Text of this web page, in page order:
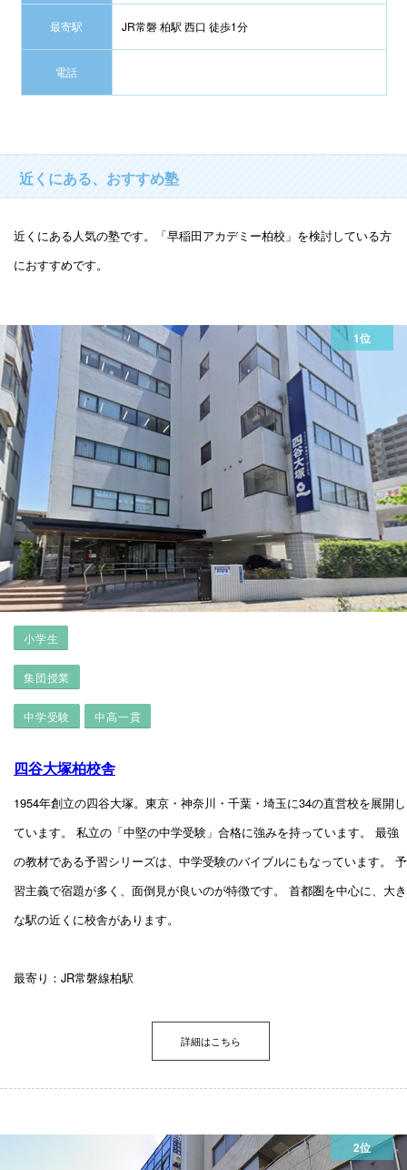
最寄駅 JR常磐 柏駅 西口 徒歩1分
電話
近くにある、おすすめ塾
近くにある人気の塾です。「早稲田アカデミー柏校」を検討している方
におすすめです。
1位
四谷大塚柏校舎
1954年創立の四谷大塚。東京・神奈川・千葉・埼玉に34の直営校を展開し
ています。 私立の「中堅の中学受験」合格に強みを持っています。 最強
の教材である予習シリーズは、中学受験のバイブルにもなっています。 予
習主義で宿題が多く、面倒見が良いのが特徴です。 首都圏を中心に、大き
な駅の近くに校舎があります。
最寄り：JR常磐線柏駅
小学生
集団授業
中学受験 中高一貫
詳細はこちら
2位